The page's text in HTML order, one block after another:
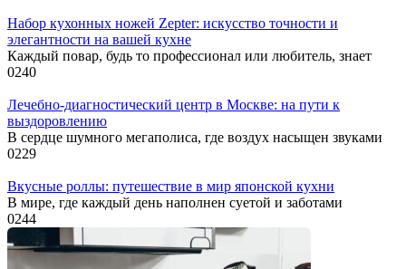
Набор кухонных ножей Zepter: искусство точности и
элегантности на вашей кухне
Каждый повар, будь то профессионал или любитель, знает
0240
Лечебно-диагностический центр в Москве: на пути к
выздоровлению
В сердце шумного мегаполиса, где воздух насыщен звуками
0229
Вкусные роллы: путешествие в мир японской кухни
В мире, где каждый день наполнен суетой и заботами
0244